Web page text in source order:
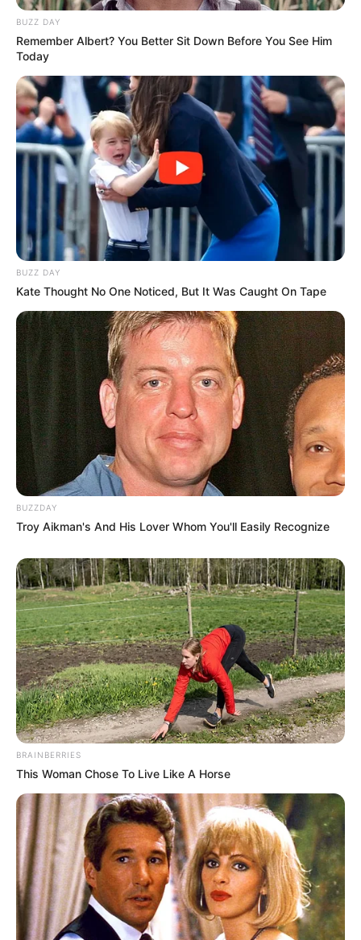
BUZZ DAY
Remember Albert? You Better Sit Down Before You See Him
Today
BUZZ DAY
Kate Thought No One Noticed, But It Was Caught On Tape
BUZZDAY
Troy Aikman's And His Lover Whom You'll Easily Recognize
BRAINBERRIES
This Woman Chose To Live Like A Horse